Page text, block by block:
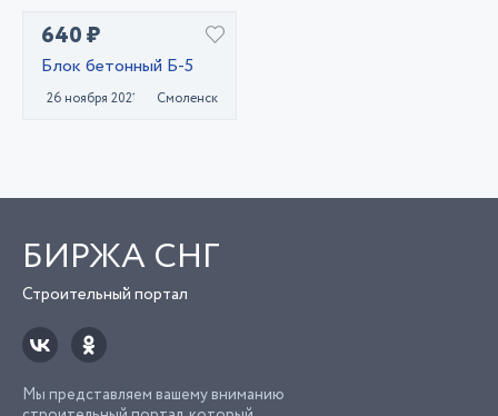
640 ₽
Блок бетонный Б-5
26 ноября 2021 Смоленск
БИРЖА СНГ
Строительный портал
Мы представляем вашему вниманию